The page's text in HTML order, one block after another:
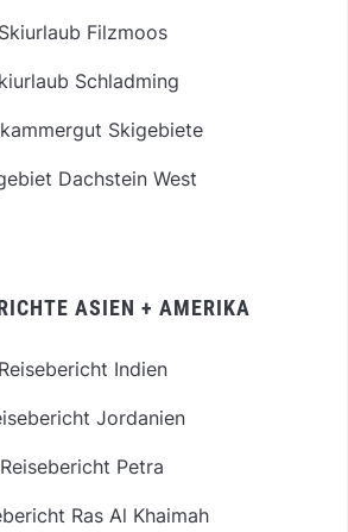
Skiurlaub Filzmoos
Schladming
Skigebiete
Dachstein West
ASIEN + AMERIKA
Reisebericht Indien
Jordanien
Reisebericht Petra
Ras Al Khaimah